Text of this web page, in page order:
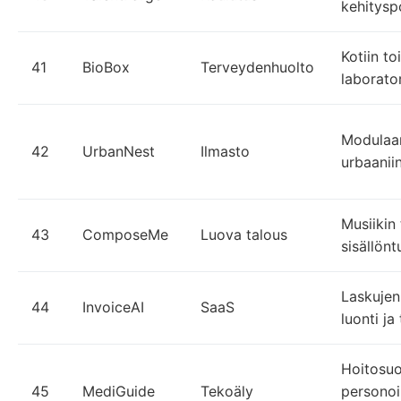
41 BioBox Terveydenhuolto
Kotiin
42 UrbanNest Ilmasto
43 ComposeMe Luova talous
44 InvoiceAI SaaS
luonti ja
45 MediGuide Tekoäly